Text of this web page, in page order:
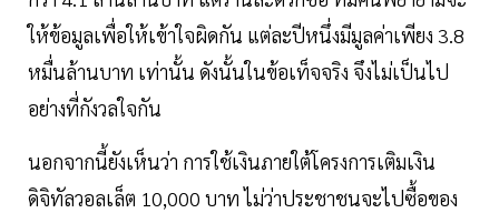
ให้ข้อมูลเพื่อให้เข้าใจผิดกัน แต่ละปีหนึ่งมีมูลค่าเพียง 3.8
หมื่นล้านบาท เท่านั้น ดังนั้นในข้อเท็จจริง จึงไม่เป็นไป
อย่างที่กังวลใจกัน
นอกจากนี้ยังเห็นว่า การใช้เงินภายใต้โครงการเติมเงิน
ดิจิทัลวอลเล็ต 10,000 บาท ไม่ว่าประชาชนจะไปซื้อของ